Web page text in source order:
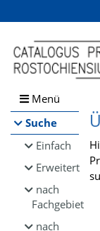
Browsen
direkt zum Inhalt
Menü
Suche
Einfach
Erweitert
nach
Fachgebiet
nach